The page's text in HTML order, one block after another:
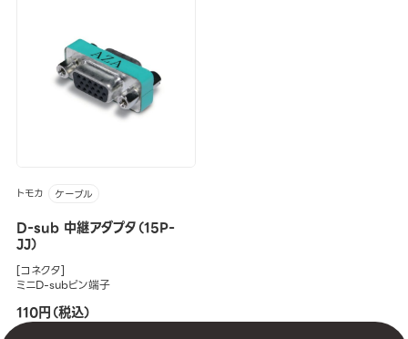
トモカ ケーブル
D-sub 中継アダプタ（15P-
JJ）
[コネクタ]
ミニD-subピン端子
110円（税込）